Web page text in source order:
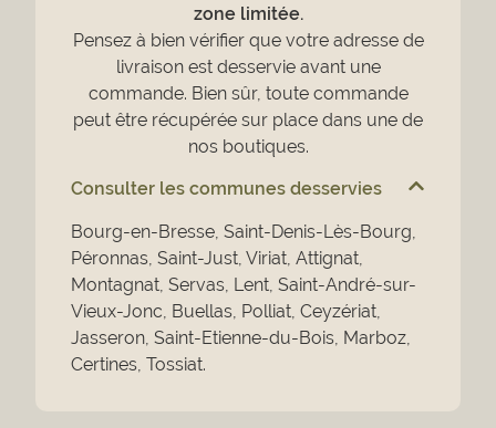
zone limitée.
Pensez à bien vérifier que votre adresse de
livraison est desservie avant une
commande. Bien sûr, toute commande
peut être récupérée sur place dans une de
nos boutiques.
Consulter les communes desservies
Bourg-en-Bresse, Saint-Denis-Lès-Bourg,
Péronnas, Saint-Just, Viriat, Attignat,
Montagnat, Servas, Lent, Saint-André-sur-
Vieux-Jonc, Buellas, Polliat, Ceyzériat,
Jasseron, Saint-Etienne-du-Bois, Marboz,
Certines, Tossiat.